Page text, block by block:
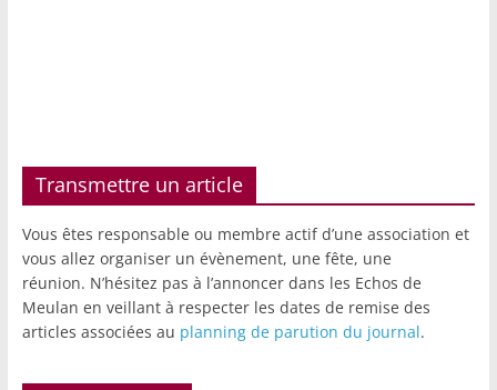
Transmettre un article
Vous êtes responsable ou membre actif d’une association et
vous allez organiser un évènement, une fête, une
réunion. N’hésitez pas à l’annoncer dans les Echos de
Meulan en veillant à respecter les dates de remise des
articles associées au planning de parution du journal.